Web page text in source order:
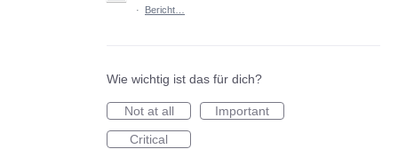
·
Bericht…
Wie wichtig ist das für dich?
Not at all
Important
Critical